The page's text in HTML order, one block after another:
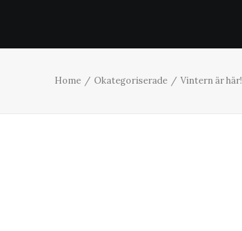
Home Okategoriserade Vintern är här!